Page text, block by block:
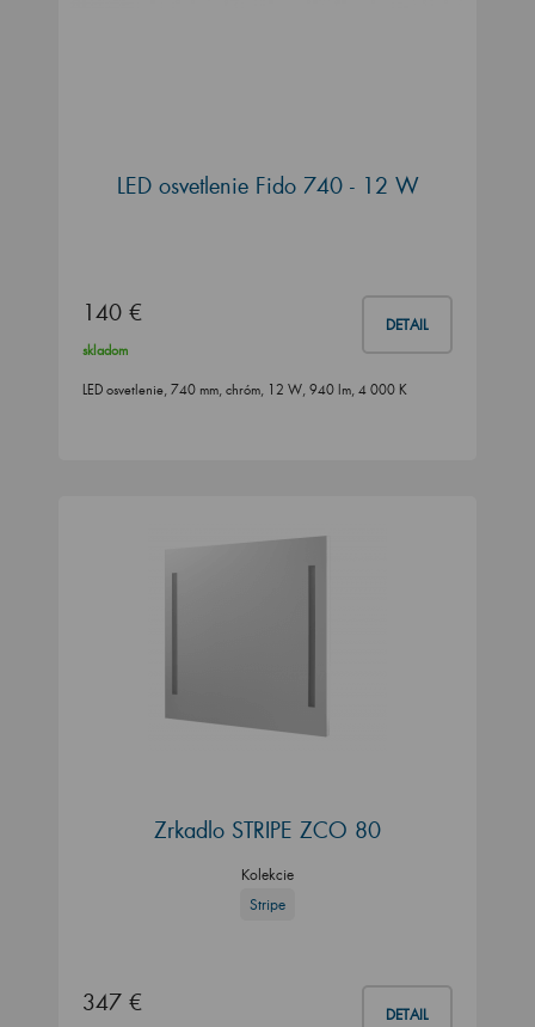
LED osvetlenie Fido 740 - 12 W
140 € DETAIL
skladom
LED osvetlenie, 740 mm, chróm, 12 W, 940 lm, 4 000 K
Zrkadlo STRIPE ZCO 80
Kolekcie
Stripe
347 € DETAIL